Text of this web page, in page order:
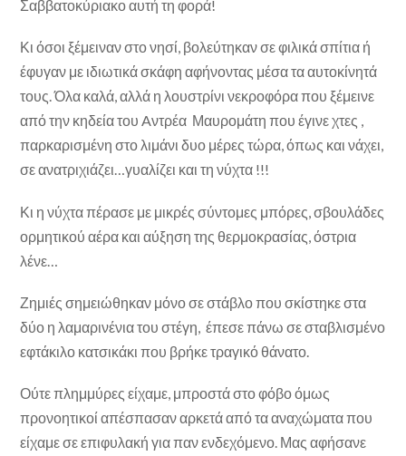
Σαββατοκύριακο αυτή τη φορά!
Κι όσοι ξέμειναν στο νησί, βολεύτηκαν σε φιλικά σπίτια ή
έφυγαν με ιδιωτικά σκάφη αφήνοντας μέσα τα αυτοκίνητά
τους. Όλα καλά, αλλά η λουστρίνι νεκροφόρα που ξέμεινε
από την κηδεία του Aντρέα Μαυρομάτη που έγινε χτες ,
παρκαρισμένη στο λιμάνι δυο μέρες τώρα, όπως και νάχει,
σε ανατριχιάζει…γυαλίζει και τη νύχτα !!!
Κι η νύχτα πέρασε με μικρές σύντομες μπόρες, σβουλάδες
ορμητικού αέρα και αύξηση της θερμοκρασίας, όστρια
λένε…
Ζημιές σημειώθηκαν μόνο σε στάβλο που σκίστηκε στα
δύο η λαμαρινένια του στέγη, έπεσε πάνω σε σταβλισμένο
εφτάκιλο κατσικάκι που βρήκε τραγικό θάνατο.
Ούτε πλημμύρες είχαμε, μπροστά στο φόβο όμως
προνοητικοί απέσπασαν αρκετά από τα αναχώματα που
είχαμε σε επιφυλακή για παν ενδεχόμενο. Μας αφήσανε